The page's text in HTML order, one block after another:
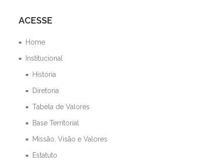
ACESSE
Home
Institucional
História
Diretoria
Tabela de Valores
Base Territorial
Missão, Visão e Valores
Estatuto